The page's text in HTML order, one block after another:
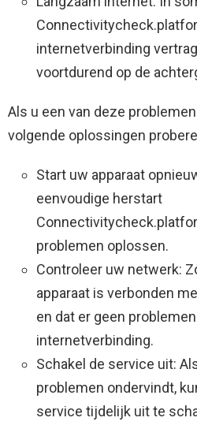
internetverbinding
voortdurend op de
Als u een van deze
volgende oplossingen
Start uw apparaat
eenvoudige herstart
problemen oplossen.
Controleer uw netwerk:
apparaat is verbonden
en dat er geen
internetverbinding.
Schakel de service uit:
problemen ondervindt,
service tijdelijk uit te